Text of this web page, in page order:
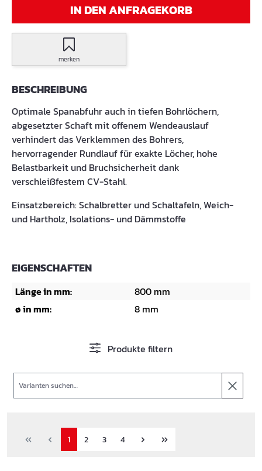
IN DEN ANFRAGEKORB
merken
BESCHREIBUNG
Optimale Spanabfuhr auch in tiefen Bohrlöchern,
abgesetzter Schaft mit offenem Wendeauslauf
verhindert das Verklemmen des Bohrers,
hervorragender Rundlauf für exakte Löcher, hohe
Belastbarkeit und Bruchsicherheit dank
verschleißfestem CV-Stahl.
Einsatzbereich: Schalbretter und Schaltafeln, Weich-
und Hartholz, Isolations- und Dämmstoffe
EIGENSCHAFTEN
Länge in mm:
800 mm
ø in mm:
8 mm
Produkte filtern
1 2 3 4